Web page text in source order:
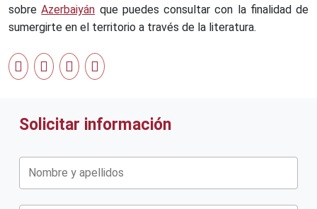
sobreAzerbaiyán que puedes consultar con la finalidad de
sumergirte en el territorio a través de la literatura.
Solicitar información